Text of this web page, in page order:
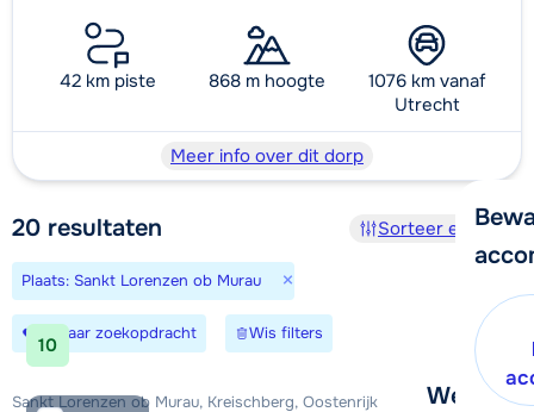
We
42 km piste 868 m hoogte
1076 km vanaf
Utrecht
Meer info over dit dorp
20 resultaten Sorteer en filter
Plaats: Sankt Lorenzen ob Murau ×
Bewaar zoekopdracht Wis filters
10
Sankt Lorenzen ob Murau, Kreischberg, Oostenrijk